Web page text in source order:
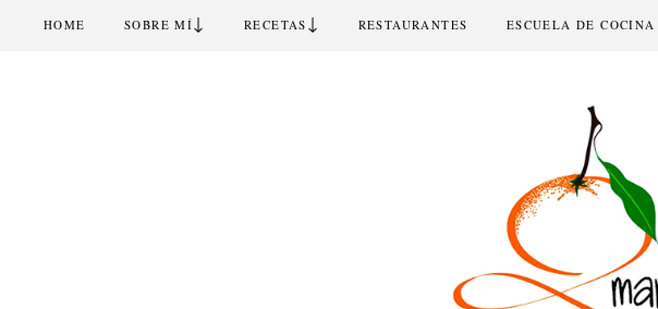
HOME SOBRE MÍ↓ RECETAS ↓ RESTAURANTES ESCUELA DE COCINA